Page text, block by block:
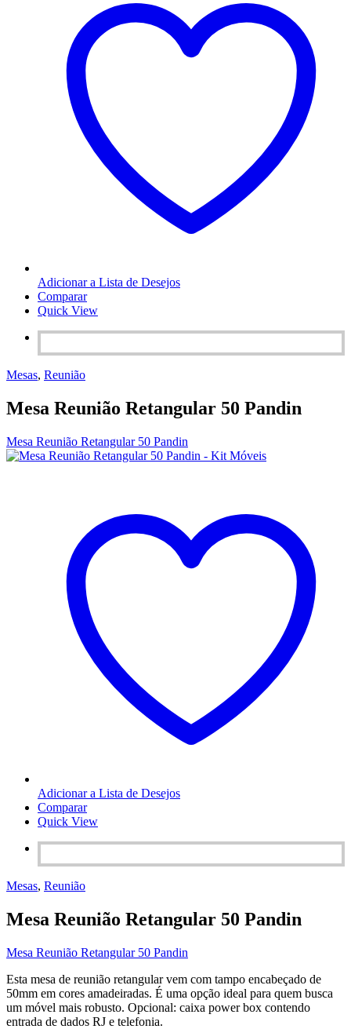
Adicionar a Lista de Desejos
Comparar
Quick View
Mesas, Reunião
Mesa Reunião Retangular 50 Pandin
Mesa Reunião Retangular 50 Pandin
Adicionar a Lista de Desejos
Comparar
Quick View
Mesas, Reunião
Mesa Reunião Retangular 50 Pandin
Mesa Reunião Retangular 50 Pandin
Esta mesa de reunião retangular vem com tampo encabeçado de
50mm em cores amadeiradas. É uma opção ideal para quem busca
um móvel mais robusto. Opcional: caixa power box contendo
entrada de dados RJ e telefonia.